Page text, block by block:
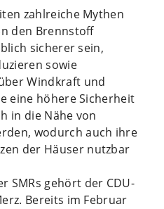
zahlreiche Mythen
den Brennstoff
sicherer sein,
sowie
Windkraft und
eine höhere Sicherheit
in die Nähe von
wodurch auch ihre
der Häuser nutzbar
SMRs gehört der CDU-
Bereits im Februar